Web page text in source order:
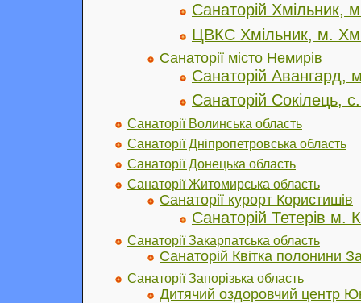
Санаторій Хмільник,
ЦВКС Хмільник, м.
Санаторії місто Немирів
Санаторій Авангард,
Санаторій Сокілець,
Санаторії Волинська область
Санаторії Дніпропетровська область
Санаторії Донецька область
Санаторії Житомирська область
Санаторії курорт Користишів
Санаторій Тетерів м.
Санаторії Закарпатська область
Cанаторій Квітка полонини
Санаторії Запорізька область
Дитячий оздоровчий центр